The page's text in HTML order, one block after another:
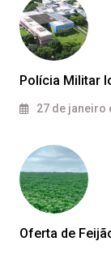
Polícia Militar
27 de janeiro
Oferta de